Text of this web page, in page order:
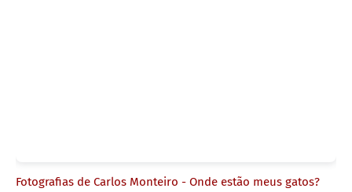
Fotografias de Carlos Monteiro - Onde estão meus gatos?